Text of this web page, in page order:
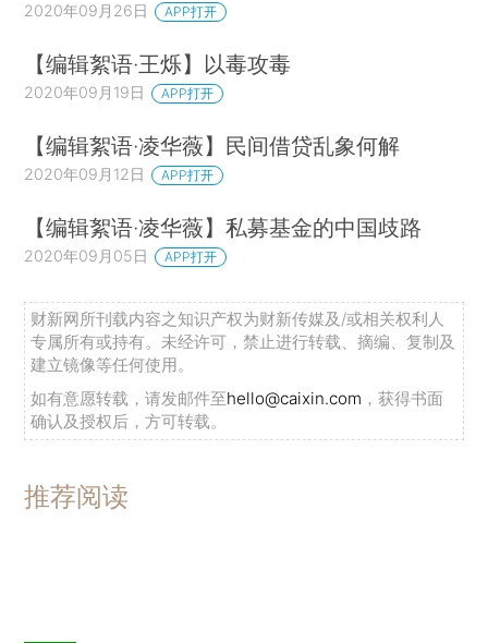
2020年09月26日 APP打开
【编辑絮语·王烁】以毒攻毒
2020年09月19日 APP打开
【编辑絮语·凌华薇】民间借贷乱象何解
2020年09月12日 APP打开
【编辑絮语·凌华薇】私募基金的中国歧路
2020年09月05日 APP打开
财新网所刊载内容之知识产权为财新传媒及/或相关权利人
专属所有或持有。未经许可，禁止进行转载、摘编、复制及
建立镜像等任何使用。
如有意愿转载，请发邮件至hello@caixin.com ，获得书面
确认及授权后，方可转载。
推荐阅读